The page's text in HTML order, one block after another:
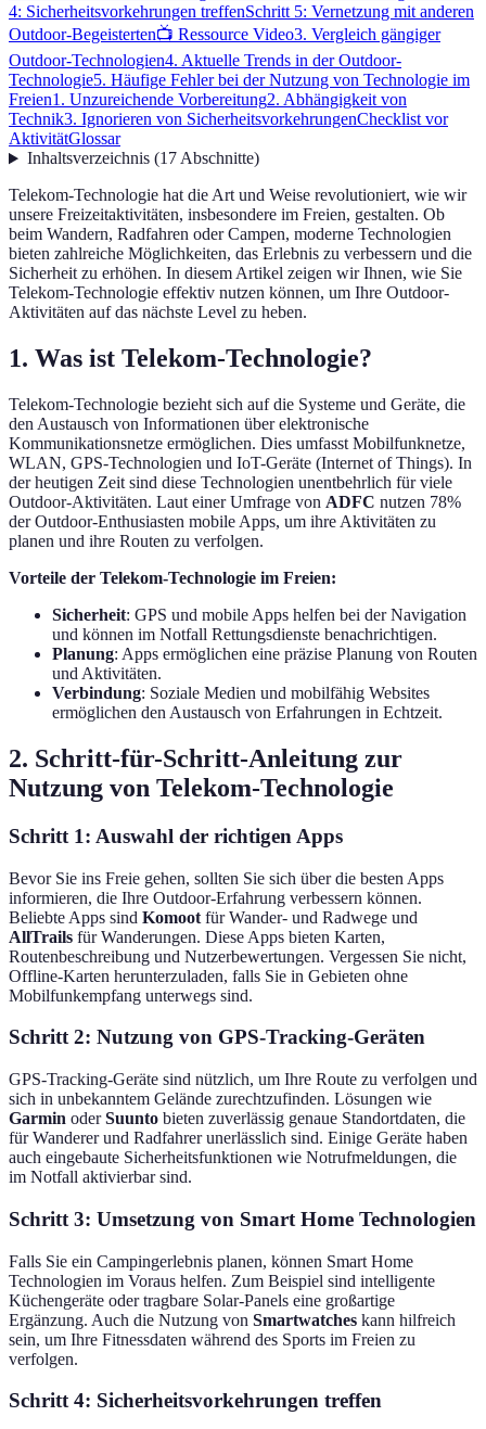
4: Sicherheitsvorkehrungen treffenSchritt 5: Vernetzung mit anderen
Outdoor-Begeisterten📺 Ressource Video3. Vergleich gängiger
Outdoor-Technologien4. Aktuelle Trends in der Outdoor-
Technologie5. Häufige Fehler bei der Nutzung von Technologie im
Freien1. Unzureichende Vorbereitung2. Abhängigkeit von
Technik3. Ignorieren von SicherheitsvorkehrungenChecklist vor
AktivitätGlossar
Inhaltsverzeichnis(17Abschnitte)
Telekom-Technologie hat die Art und Weise revolutioniert, wie wir
unsere Freizeitaktivitäten, insbesondere im Freien, gestalten. Ob
beim Wandern, Radfahren oder Campen, moderne Technologien
bieten zahlreiche Möglichkeiten, das Erlebnis zu verbessern und die
Sicherheit zu erhöhen. In diesem Artikel zeigen wir Ihnen, wie Sie
Telekom-Technologie effektiv nutzen können, um Ihre Outdoor-
Aktivitäten auf das nächste Level zu heben.
1. Was ist Telekom-Technologie?
Telekom-Technologie bezieht sich auf die Systeme und Geräte, die
den Austausch von Informationen über elektronische
Kommunikationsnetze ermöglichen. Dies umfasst Mobilfunknetze,
WLAN, GPS-Technologien und IoT-Geräte (Internet of Things). In
der heutigen Zeit sind diese Technologien unentbehrlich für viele
Outdoor-Aktivitäten. Laut einer Umfrage von ADFC nutzen 78%
der Outdoor-Enthusiasten mobile Apps, um ihre Aktivitäten zu
planen und ihre Routen zu verfolgen.
Vorteile der Telekom-Technologie im Freien:
Sicherheit: GPS und mobile Apps helfen bei der Navigation
und können im Notfall Rettungsdienste benachrichtigen.
Planung: Apps ermöglichen eine präzise Planung von Routen
und Aktivitäten.
Verbindung: Soziale Medien und mobilfähig Websites
ermöglichen den Austausch von Erfahrungen in Echtzeit.
2. Schritt-für-Schritt-Anleitung zur
Nutzung von Telekom-Technologie
Schritt 1: Auswahl der richtigen Apps
Bevor Sie ins Freie gehen, sollten Sie sich über die besten Apps
informieren, die Ihre Outdoor-Erfahrung verbessern können.
Beliebte Apps sind Komoot für Wander- und Radwege und
AllTrails für Wanderungen. Diese Apps bieten Karten,
Routenbeschreibung und Nutzerbewertungen. Vergessen Sie nicht,
Offline-Karten herunterzuladen, falls Sie in Gebieten ohne
Mobilfunkempfang unterwegs sind.
Schritt 2: Nutzung von GPS-Tracking-Geräten
GPS-Tracking-Geräte sind nützlich, um Ihre Route zu verfolgen und
sich in unbekanntem Gelände zurechtzufinden. Lösungen wie
Garmin oderSuunto bieten zuverlässig genaue Standortdaten, die
für Wanderer und Radfahrer unerlässlich sind. Einige Geräte haben
auch eingebaute Sicherheitsfunktionen wie Notrufmeldungen, die
im Notfall aktivierbar sind.
Schritt 3: Umsetzung von Smart Home Technologien
Falls Sie ein Campingerlebnis planen, können Smart Home
Technologien im Voraus helfen. Zum Beispiel sind intelligente
Küchengeräte oder tragbare Solar-Panels eine großartige
Ergänzung. Auch die Nutzung von Smartwatches kann hilfreich
sein, um Ihre Fitnessdaten während des Sports im Freien zu
verfolgen.
Schritt 4: Sicherheitsvorkehrungen treffen